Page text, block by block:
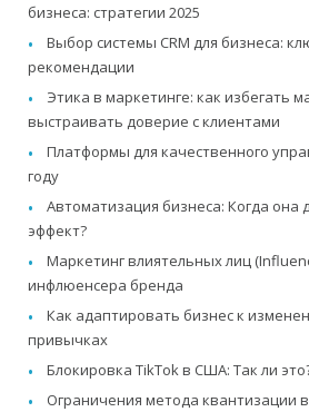
бизнеса: стратегии 2025
Выбор системы CRM для бизнеса:
рекомендации
Этика в маркетинге: как избегать
выстраивать доверие с клиентами
Платформы для качественного
году
Автоматизация бизнеса: Когда она
эффект?
Маркетинг влиятельных лиц
инфлюенсера бренда
Как адаптировать бизнес к
привычках
Блокировка TikTok в США: Так ли
Ограничения метода квантизации